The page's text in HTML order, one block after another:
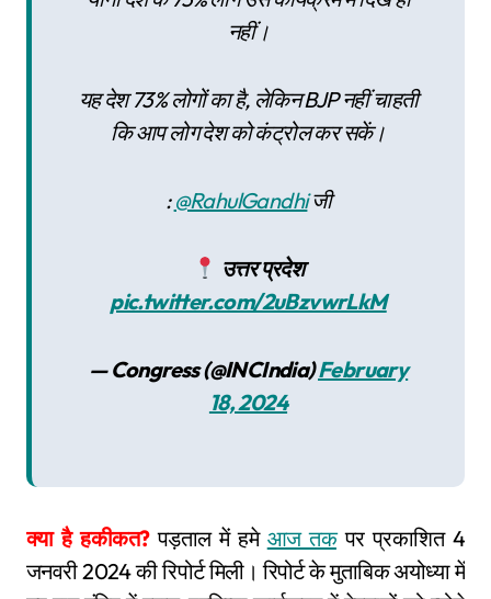
नहीं।
यह देश 73% लोगों का है, लेकिन BJP नहीं चाहती
कि आप लोग देश को कंट्रोल कर सकें।
:@RahulGandhiजी
उत्तर प्रदेश
pic.twitter.com/2uBzvwrLkM
— Congress (@INCIndia)February
18, 2024
क्या है हकीकत? पड़ताल में हमे आज तकपर प्रकाशित 4
जनवरी 2024 की रिपोर्ट मिली। रिपोर्ट के मुताबिक अयोध्या में